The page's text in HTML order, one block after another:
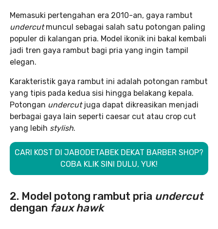
Memasuki pertengahan era 2010-an, gaya rambut
undercutmuncul sebagai salah satu potongan paling
populer di kalangan pria. Model ikonik ini bakal kembali
jadi tren gaya rambut bagi pria yang ingin tampil
elegan.
Karakteristik gaya rambut ini adalah potongan rambut
yang tipis pada kedua sisi hingga belakang kepala.
Potongan undercutjuga dapat dikreasikan menjadi
berbagai gaya lain seperti caesar cut atau crop cut
yang lebih stylish.
CARI KOST DI JABODETABEK DEKAT BARBER SHOP?
COBA KLIK SINI DULU, YUK!
2. Model potong rambut pria undercut
dengan faux hawk